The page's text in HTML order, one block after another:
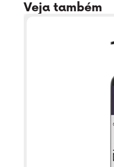
Veja também